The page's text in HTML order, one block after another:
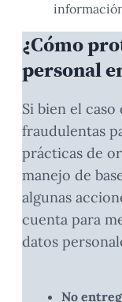
¿Cómo
personal
Si bien el
fraudulentas
prácticas de
manejo de
algunas
cuenta para
datos
No